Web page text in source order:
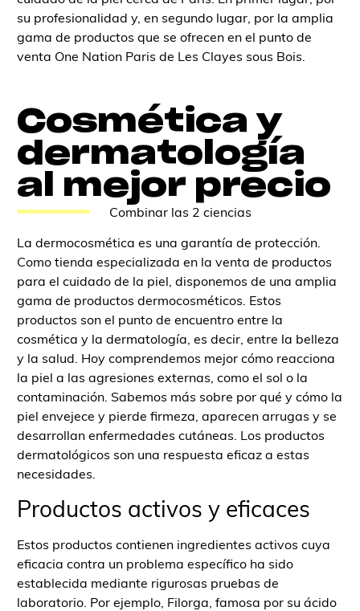
su profesionalidad y, en segundo lugar, por la amplia
gama de productos que se ofrecen en el punto de
venta One Nation Paris de Les Clayes sous Bois.
Cosmética y
dermatología
al mejor precio
Combinar las 2 ciencias
La dermocosmética es una garantía de protección.
Como tienda especializada en la venta de productos
para el cuidado de la piel, disponemos de una amplia
gama de productos dermocosméticos. Estos
productos son el punto de encuentro entre la
cosmética y la dermatología, es decir, entre la belleza
y la salud. Hoy comprendemos mejor cómo reacciona
la piel a las agresiones externas, como el sol o la
contaminación. Sabemos más sobre por qué y cómo la
piel envejece y pierde firmeza, aparecen arrugas y se
desarrollan enfermedades cutáneas. Los productos
dermatológicos son una respuesta eficaz a estas
necesidades.
Productos activos y eficaces
Estos productos contienen ingredientes activos cuya
eficacia contra un problema específico ha sido
establecida mediante rigurosas pruebas de
laboratorio. Por ejemplo, Filorga, famosa por su ácido